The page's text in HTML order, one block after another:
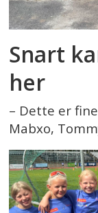
Snart
her
– Dette er
Mabxo,